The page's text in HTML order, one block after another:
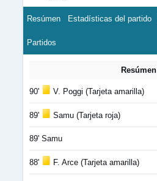
Resúmen Estadísticas del partido
Partidos
Resúmen
90' V. Poggi (Tarjeta amarilla)
89' Samu (Tarjeta roja)
89' Samu
88' F. Arce (Tarjeta amarilla)